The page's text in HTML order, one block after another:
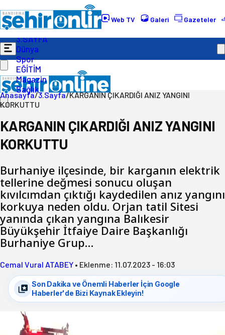
Web TV Galeri Gazeteler
Gündem
Ekonomi
Politika
3.SAYFA
Dünya
Spor
EĞİTİM
Magazin
Sağlık
Anasayfa/3.Sayfa/KARGANIN ÇIKARDIĞI ANIZ YANGINI
KORKUTTU
KARGANIN ÇIKARDIĞI ANIZ YANGINI
KORKUTTU
Burhaniye ilçesinde, bir karganın elektrik
tellerine değmesi sonucu oluşan
kıvılcımdan çıktığı kaydedilen anız yangını
korkuya neden oldu. Orjan tatil Sitesi
yanında çıkan yangına Balıkesir
Büyükşehir İtfaiye Daire Başkanlığı
Burhaniye Grup…
Cemal Vural ATABEY • Eklenme: 11.07.2023 - 16:03
Son Dakika ve Önemli Haberler İçin Google
Haberler'de Bizi Kaynak Ekleyin!